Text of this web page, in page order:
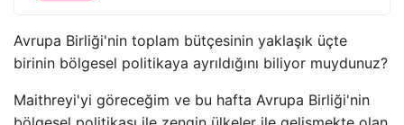
Avrupa Birliği'nin toplam bütçesinin yaklaşık üçte
birinin bölgesel politikaya ayrıldığını biliyor muydunuz?
Maithreyi'yi göreceğim ve bu hafta Avrupa Birliği'nin